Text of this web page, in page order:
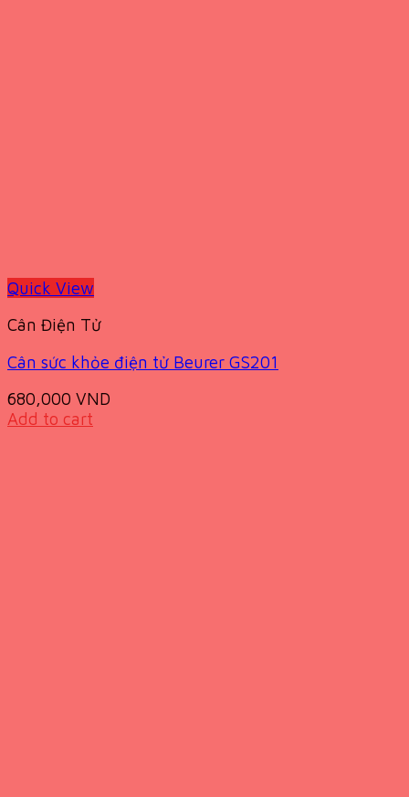
Quick View
Cân Điện Tử
Cân sức khỏe điện tử Beurer GS201
680,000 VND
Add to cart